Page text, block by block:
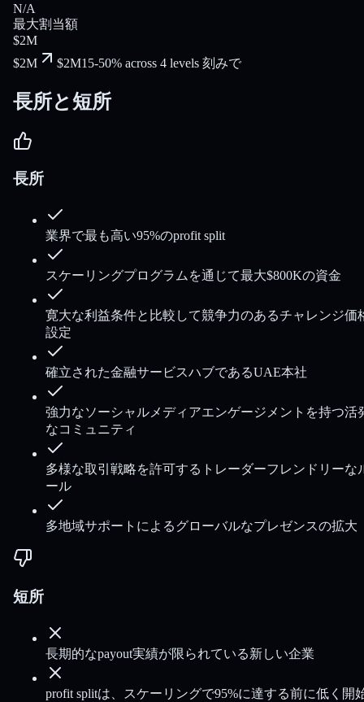
N/A
最大割当額
$2M
$2M
$2M15-50% across 4 levels 刻みで
長所と短所
長所
業界で最も高い95%のprofit split
スケーリングプログラムを通じて最大$800Kの資金
寛大な利益条件と比較して競争力のあるチャレンジ価
設定
確立された金融サービスハブであるUAE本社
強力なソーシャルメディアエンゲージメントを持つ活
なコミュニティ
多様な取引戦略を許可するトレーダーフレンドリーな
ール
多地域サポートによるグローバルなプレゼンスの拡大
短所
長期的なpayout実績が限られている新しい企業
profit splitは、スケーリングで95%に達する前に低く開